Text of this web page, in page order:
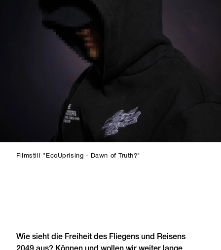
Filmstill "EcoUprising - Dawn of Truth?"
Wie sieht die Freiheit des Fliegens und Reisens